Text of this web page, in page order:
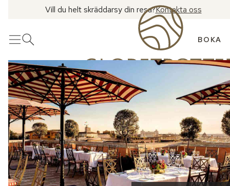
Vill du helt skräddarsy din resa?Kontakta oss
MenyÖppna sök BOKA
Se fler bilder